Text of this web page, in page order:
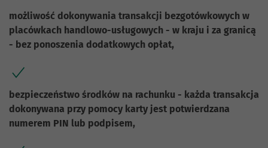
możliwość dokonywania transakcji bezgotówkowych w
placówkach handlowo-usługowych - w kraju i za granicą
- bez ponoszenia dodatkowych opłat,
bezpieczeństwo środków na rachunku - każda transakcja
dokonywana przy pomocy karty jest potwierdzana
numerem PIN lub podpisem,